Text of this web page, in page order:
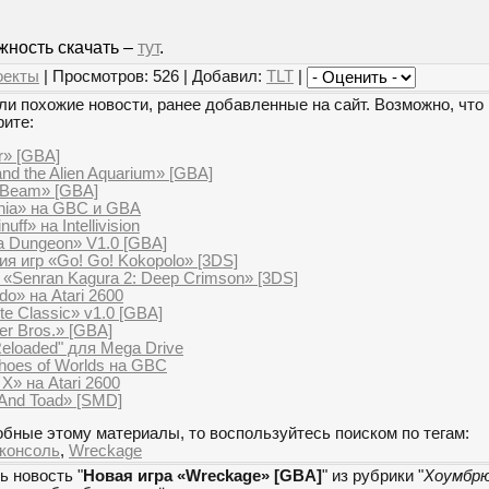
скачать – тут.
| Просмотров: 526 | Добавил: TLT
похожие новости, ранее добавленные на сайт. Возможно, что
[GBA]
the Alien Aquarium» [GBA]
[GBA]
на GBC и GBA
на Intellivision
Dungeon» V1.0 [GBA]
игр «Go! Go! Kokopolo» [3DS]
Kagura 2: Deep Crimson» [3DS]
на Atari 2600
Classic» v1.0 [GBA]
Bros.» [GBA]
для Mega Drive
of Worlds на GBC
на Atari 2600
Toad» [SMD]
этому материалы, то воспользуйтесь поиском по тегам:
консоль, Wreckage
новость "Новая игра «Wreckage» [GBA]" из рубрики "